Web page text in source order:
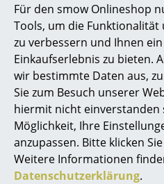
Für den smow Onlineshop
Tools, um die Funktionalität
zu verbessern und Ihnen
Einkaufserlebnis zu bieten.
wir bestimmte Daten aus,
Sie zum Besuch unserer
hiermit nicht einverstanden
Möglichkeit, Ihre
anzupassen. Bitte klicken
Weitere Informationen
Datenschutzerklärung.
... alle Leuchten
Betten
Doppelbetten
Einzelbetten
Stapelbetten
Kinderbetten
neutrales
Gewährleistung
24 Monate
Produkt
Produktdatenblatt
Bitte